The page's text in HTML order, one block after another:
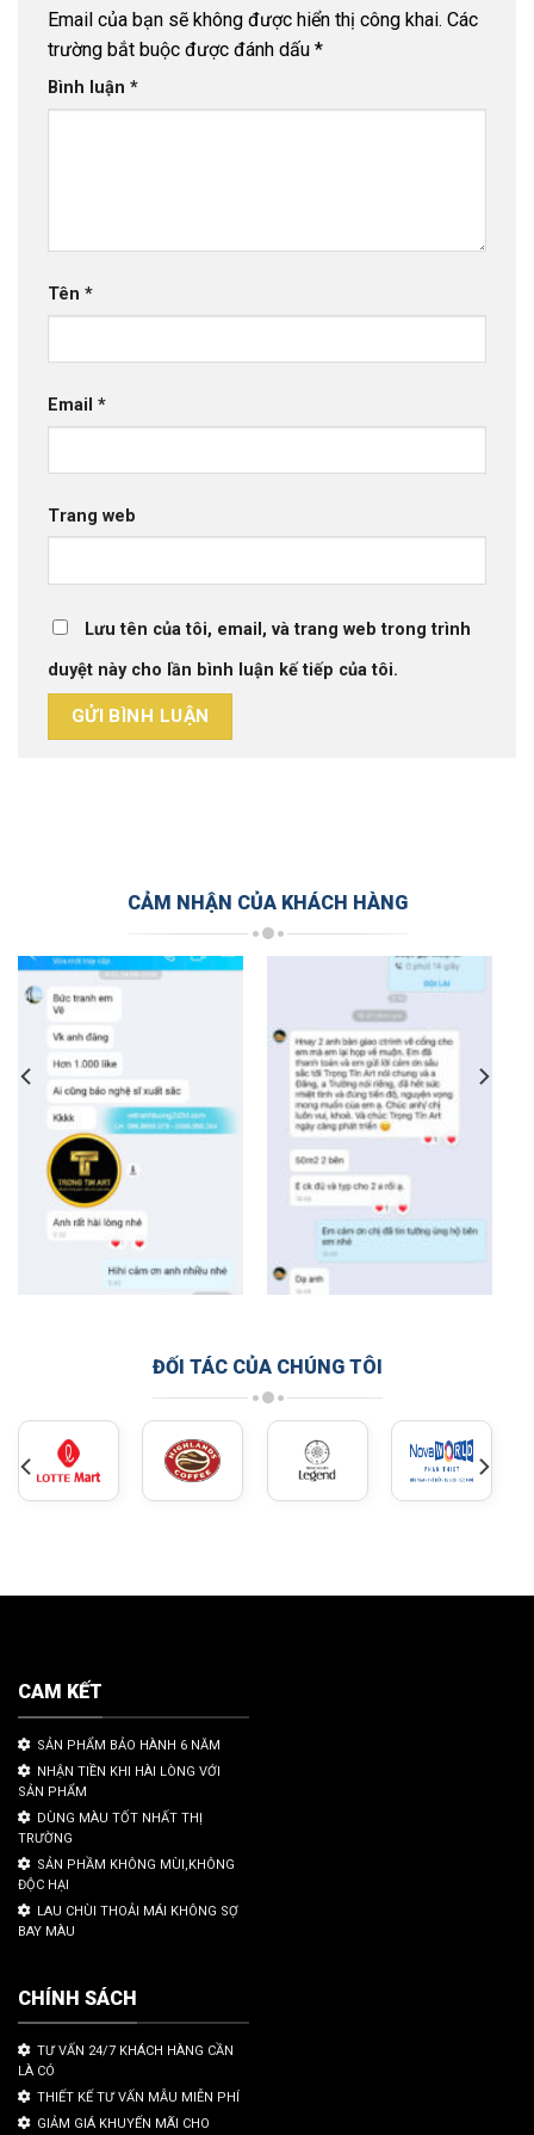
Email của bạn sẽ không được hiển thị công khai. Các
trường bắt buộc được đánh dấu *
Bình luận *
Tên *
Email *
Trang web
Lưu tên của tôi, email, và trang web trong trình
duyệt này cho lần bình luận kế tiếp của tôi.
CẢM NHẬN CỦA KHÁCH HÀNG
ĐỐI TÁC CỦA CHÚNG TÔI
CAM KẾT
SẢN PHẨM BẢO HÀNH 6 NĂM
NHẬN TIỀN KHI HÀI LÒNG VỚI
SẢN PHẨM
DÙNG MÀU TỐT NHẤT THỊ
TRƯỜNG
SẢN PHẦM KHÔNG MÙI,KHÔNG
ĐỘC HẠI
LAU CHÙI THOẢI MÁI KHÔNG SỢ
BAY MÀU
CHÍNH SÁCH
TƯ VẤN 24/7 KHÁCH HÀNG CẦN
LÀ CÓ
THIẾT KẾ TƯ VẤN MẪU MIỄN PHÍ
GIẢM GIÁ KHUYẾN MÃI CHO